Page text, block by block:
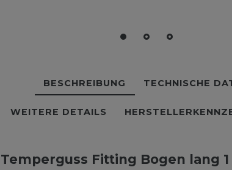
BESCHREIBUNG TECHNISCHE
WEITERE DETAILS
Temperguss Fitting Bogen lang 1